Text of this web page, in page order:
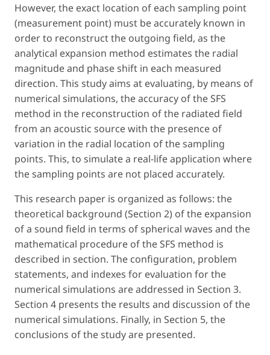
However, the exact location of each sampling point
(measurement point) must be accurately known in
order to reconstruct the outgoing field, as the
analytical expansion method estimates the radial
magnitude and phase shift in each measured
direction. This study aims at evaluating, by means of
numerical simulations, the accuracy of the SFS
method in the reconstruction of the radiated field
from an acoustic source with the presence of
variation in the radial location of the sampling
points. This, to simulate a real-life application where
the sampling points are not placed accurately.
This research paper is organized as follows: the
theoretical background (Section 2) of the expansion
of a sound field in terms of spherical waves and the
mathematical procedure of the SFS method is
described in section. The configuration, problem
statements, and indexes for evaluation for the
numerical simulations are addressed in Section 3.
Section 4 presents the results and discussion of the
numerical simulations. Finally, in Section 5, the
conclusions of the study are presented.